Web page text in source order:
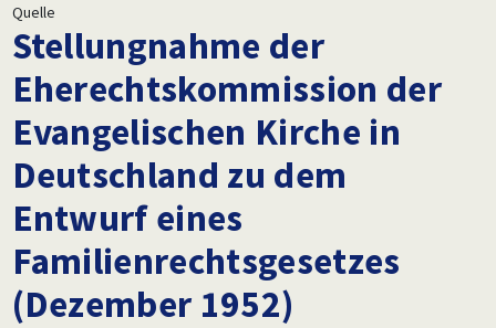
Quelle
Stellungnahme der
Eherechtskommission der
Evangelischen Kirche in
Deutschland zu dem
Entwurf eines
Familienrechtsgesetzes
(Dezember 1952)